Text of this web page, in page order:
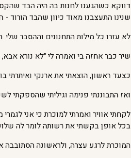
דווקא כשהגענו לחנות בה היה הבד
שנינו התעצבנו מאוד כיוון שהבד הורוד
לא עזרו כל מילות התחנונים וההסבר
שיר כבר אחזה בי ואמרה לי "לא נורא
כצעד ראשון, הוצאתי את ארנקי
ואז התבוננתי פנימה וגיליתי שהספקתי
לקחתי אוויר ואמרתי למוכרת כי אני
בכל אופן בקשתי את רשותה לומר לה
המוכרת לרגע עצרה, ולראשונה הסתובבה